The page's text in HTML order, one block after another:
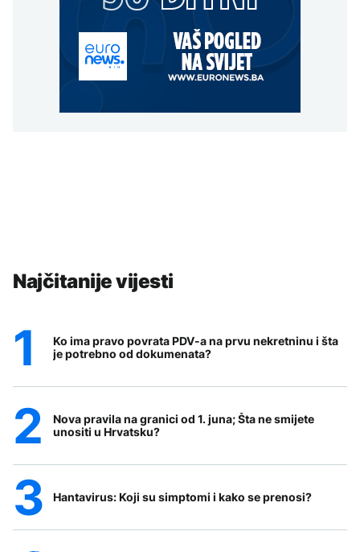
Najčitanije vijesti
Ko ima pravo povrata PDV-a na prvu nekretninu i šta
je potrebno od dokumenata?
Nova pravila na granici od 1. juna; Šta ne smijete
unositi u Hrvatsku?
Hantavirus: Koji su simptomi i kako se prenosi?